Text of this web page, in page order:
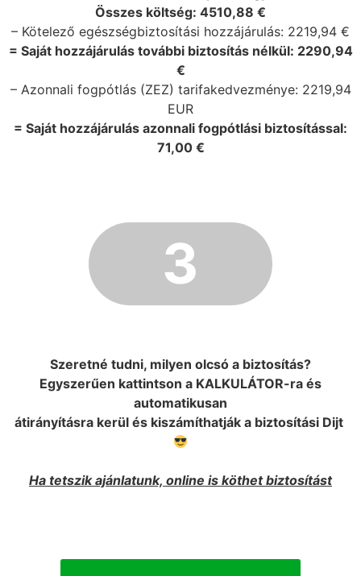
Összes költség: 4510,88 €
– Kötelező egészségbiztosítási hozzájárulás: 2219,94 €
= Saját hozzájárulás további biztosítás nélkül: 2290,94
€
– Azonnali fogpótlás (ZEZ) tarifakedvezménye: 2219,94
EUR
= Saját hozzájárulás azonnali fogpótlási biztosítással:
71,00 €
3
Szeretné tudni, milyen olcsó a biztosítás?
Egyszerűen kattintson a KALKULÁTOR-ra és
automatikusan
átirányításra kerül és kiszámíthatják a biztosítási Dijt
Ha tetszik ajánlatunk, online is köthet biztosítást